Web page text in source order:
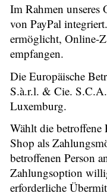
Im Rahmen unseres
von PayPal
ermöglicht, Online-
empfangen.
Die Europäische
S.à.r.l. & Cie.
Luxemburg.
Wählt die betroffene
Shop als
betroffenen Person
Zahlungsoption
erforderliche